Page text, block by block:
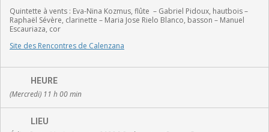
Quintette à vents : Eva-Nina Kozmus, flûte – Gabriel Pidoux, hautbois –
Raphaël Sévère, clarinette – Maria Jose Rielo Blanco, basson – Manuel
Escauriaza, cor
Site des Rencontres de Calenzana
HEURE
(Mercredi) 11 h 00 min
LIEU